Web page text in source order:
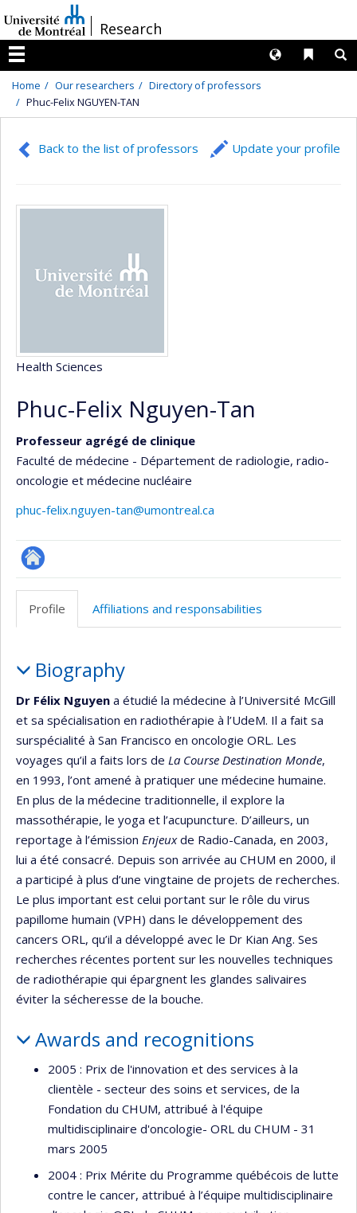
au
contenu
/Research
Menu
Liens
Langues
Home Our researchers
Directory of professors
Phuc-Felix NGUYEN-TAN
Back to the list of professors Update your profile
Health Sciences
Phuc-Felix Nguyen-Tan
Professeur agrégé de clinique
Faculté de médecine - Département de radiologie, radio-
oncologie et médecine nucléaire
phuc-felix.nguyen-tan@umontreal.ca
Autre
Profile Affiliations and responsabilities
Biography
Dr Félix Nguyen a étudié la médecine à l’Université McGill
et sa spécialisation en radiothérapie à l’UdeM. Il a fait sa
surspécialité à San Francisco en oncologie ORL. Les
voyages qu’il a faits lors de La Course Destination Monde,
en 1993, l’ont amené à pratiquer une médecine humaine.
En plus de la médecine traditionnelle, il explore la
massothérapie, le yoga et l’acupuncture. D’ailleurs, un
reportage à l’émission Enjeuxde Radio-Canada, en 2003,
lui a été consacré. Depuis son arrivée au CHUM en 2000, il
a participé à plus d’une vingtaine de projets de recherches.
Le plus important est celui portant sur le rôle du virus
papillome humain (VPH) dans le développement des
cancers ORL, qu’il a développé avec le Dr Kian Ang. Ses
recherches récentes portent sur les nouvelles techniques
de radiothérapie qui épargnent les glandes salivaires
éviter la sécheresse de la bouche.
Awards and recognitions
2005 : Prix de l'innovation et des services à la
clientèle - secteur des soins et services, de la
Fondation du CHUM, attribué à l'équipe
multidisciplinaire d'oncologie- ORL du CHUM - 31
mars 2005
2004 : Prix Mérite du Programme québécois de lutte
contre le cancer, attribué à l’équipe multidisciplinaire